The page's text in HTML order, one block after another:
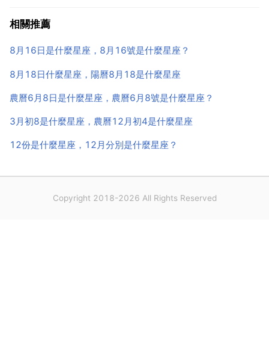
花，芥菜，蕁麻，洋蔥，椒薄荷，大黃，菸草，金縷
相關推薦
8月16日是什麼星座，8月16號是什麼星座？
8月18日什麼星座，陽曆8月18是什麼星座
農曆6月8日是什麼星座，農曆6月8號是什麼星座？
3月初8是什麼星座，農曆12月初4是什麼星座
12份是什麼星座，12月分別是什麼星座？
Copyright 2018-2026 All Rights Reserved